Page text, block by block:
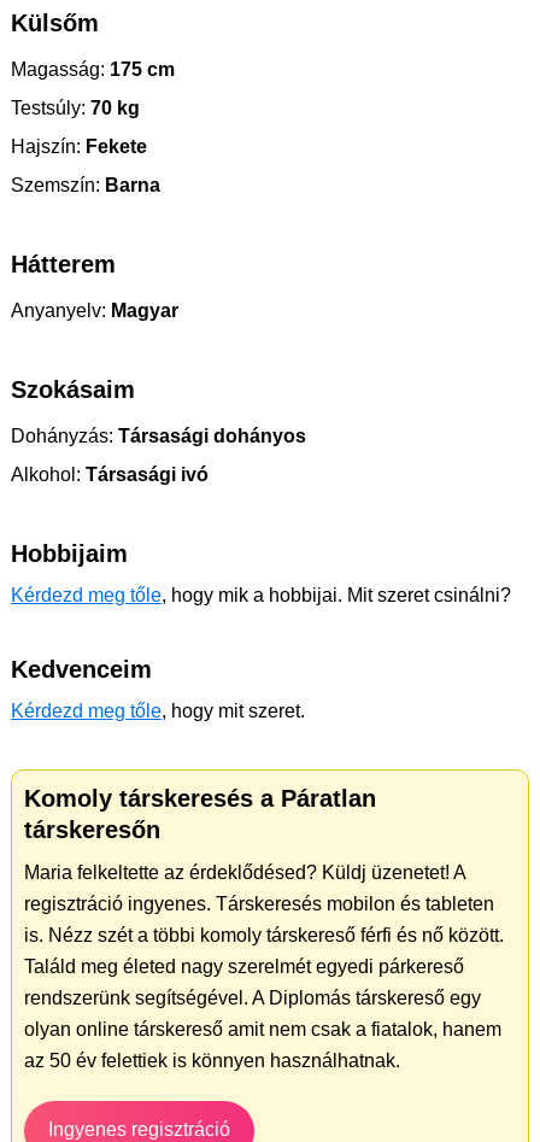
Külsőm
Magasság: 175 cm
Testsúly: 70 kg
Hajszín: Fekete
Szemszín: Barna
Hátterem
Anyanyelv: Magyar
Szokásaim
Dohányzás: Társasági dohányos
Alkohol: Társasági ivó
Hobbijaim
Kérdezd meg tőle, hogy mik a hobbijai. Mit szeret csinálni?
Kedvenceim
Kérdezd meg tőle, hogy mit szeret.
Komoly társkeresés a Páratlan
társkeresőn
Maria felkeltette az érdeklődésed? Küldj üzenetet! A
regisztráció ingyenes. Társkeresés mobilon és tableten
is. Nézz szét a többi komoly társkereső férfi és nő között.
Találd meg életed nagy szerelmét egyedi párkereső
rendszerünk segítségével. A Diplomás társkereső egy
olyan online társkereső amit nem csak a fiatalok, hanem
az 50 év felettiek is könnyen használhatnak.
Ingyenes regisztráció